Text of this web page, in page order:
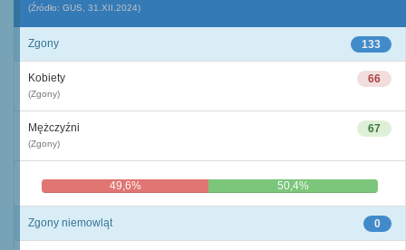
(Źródło: GUS, 31.XII.2024)
133
Zgony
66
Kobiety
(Zgony)
67
Mężczyźni
(Zgony)
49,6% 50,4%
0
Zgony niemowląt